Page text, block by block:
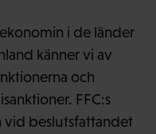
i de länder
känner vi av
och
FFC:s
vid beslutsfattandet